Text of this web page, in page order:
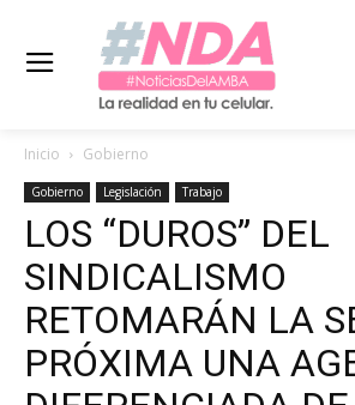
Inicio Gobierno
Gobierno Legislación Trabajo
LOS “DUROS” DEL
SINDICALISMO
RETOMARÁN LA
PRÓXIMA UNA